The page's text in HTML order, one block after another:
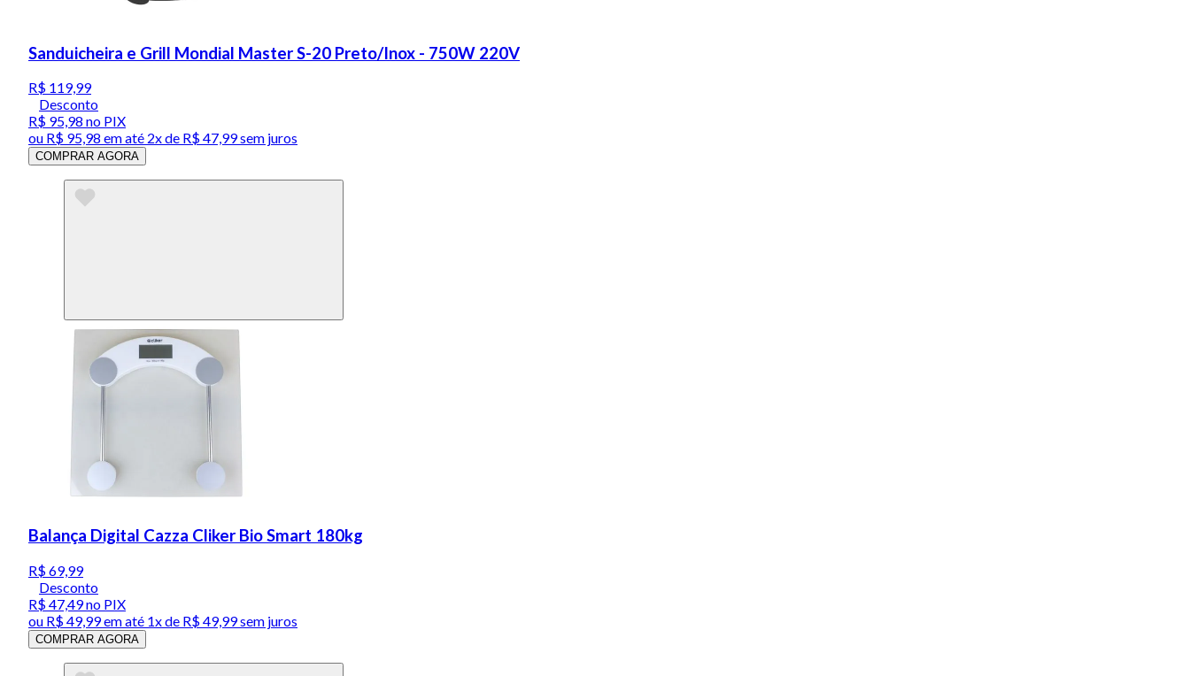
Sanduicheira e Grill Mondial Master S-20 Preto/Inox - 750W 220V
R$ 119,99
Desconto
R$ 95,98 no PIX
ou R$ 95,98 em até 2x de R$ 47,99 sem juros
COMPRAR AGORA
Balança Digital Cazza Cliker Bio Smart 180kg
R$ 69,99
Desconto
R$ 47,49no PIX
ou R$ 49,99em até 1x de R$ 49,99sem juros
COMPRAR AGORA